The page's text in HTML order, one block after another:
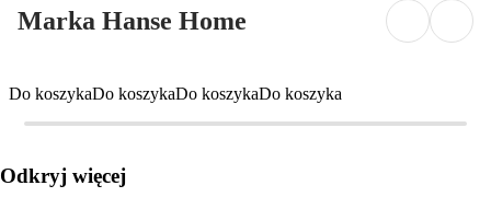
Marka Hanse Home
Do koszykaDo koszykaDo koszykaDo koszyka
Odkryj więcej